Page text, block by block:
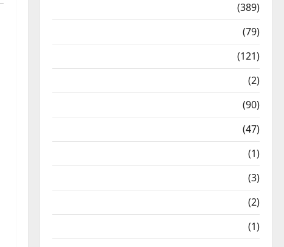
(389)
(79)
(121)
(2)
(90)
(47)
(1)
(3)
(2)
(1)